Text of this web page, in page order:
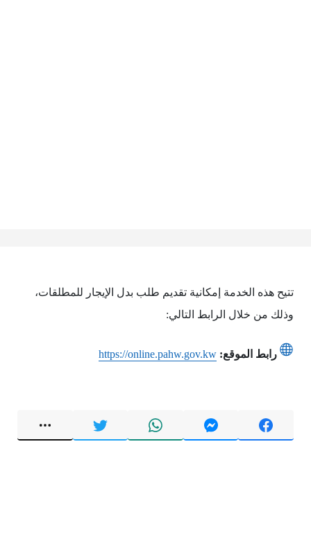
تتيح هذه الخدمة إمكانية تقديم طلب بدل الإيجار للمطلقات،
وذلك من خلال الرابط التالي:
رابط الموقع: https://online.pahw.gov.kw